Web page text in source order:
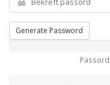
Generate Password